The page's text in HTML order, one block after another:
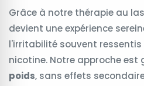
Grâce à notre thérapie au
devient une expérience
l'irritabilité souvent
nicotine. Notre approche est
poids, sans effets